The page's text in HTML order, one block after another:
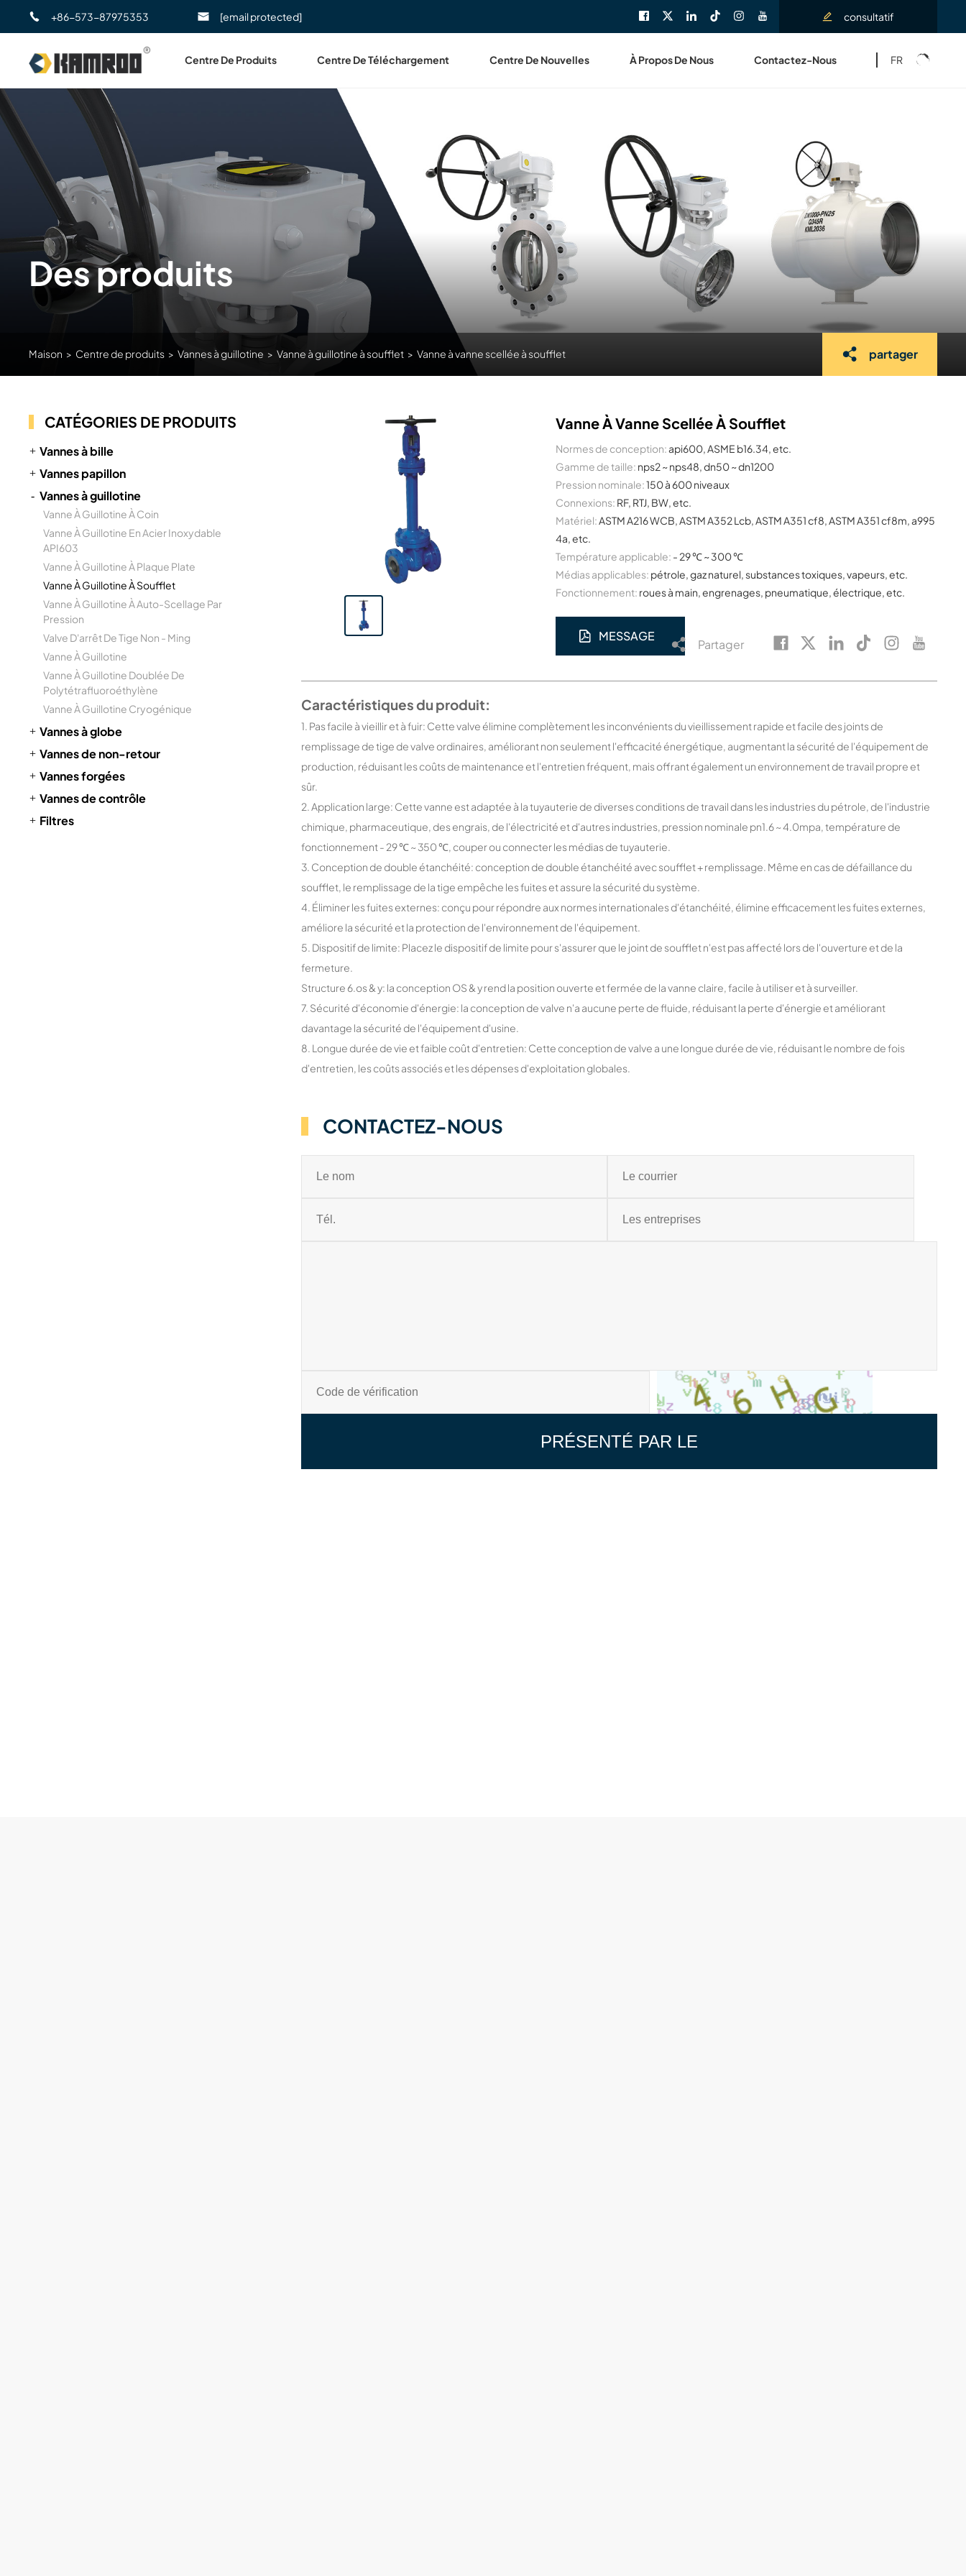
+86-573-87975353 [email protected] consultatif
Centre De Produits Centre De Téléchargement Centre De Nouvelles À Propos De Nous Contactez-Nous FR
Des produits
Maison > Centre de produits > Vannes à guillotine > Vanne à guillotine à soufflet > Vanne à vanne scellée à soufflet partager
CATÉGORIES DE PRODUITS
Vannes à bille
Vannes papillon
Vannes à guillotine
Vanne À Guillotine À Coin
Vanne À Guillotine En Acier Inoxydable
API603
Vanne À Guillotine À Plaque Plate
Vanne À Guillotine À Soufflet
Vanne À Guillotine À Auto-Scellage Par
Pression
Valve D'arrêt De Tige Non - Ming
Vanne À Guillotine
Vanne À Guillotine Doublée De
Polytétrafluoroéthylène
Vanne À Guillotine Cryogénique
Vannes à globe
Vannes de non-retour
Vannes forgées
Vannes de contrôle
Filtres
Vanne À Vanne Scellée À Soufflet
Normes de conception: api600, ASME b16.34, etc.
Gamme de taille: nps2 ~ nps48, dn50 ~ dn1200
Pression nominale:150 à 600 niveaux
Connexions: RF, RTJ, BW, etc.
Matériel: ASTM A216 WCB, ASTM A352 Lcb, ASTM A351 cf8, ASTM A351 cf8m, a995
4a, etc.
Température applicable: - 29 ℃ ~ 300 ℃
Médias applicables: pétrole, gaz naturel, substances toxiques, vapeurs, etc.
Fonctionnement: roues à main, engrenages, pneumatique, électrique, etc.
MESSAGE
Partager
Caractéristiques du produit:
1. Pas facile à vieillir et à fuir: Cette valve élimine complètement les inconvénients du vieillissement rapide et facile des joints de
remplissage de tige de valve ordinaires, améliorant non seulement l'efficacité énergétique, augmentant la sécurité de l'équipement de
production, réduisant les coûts de maintenance et l'entretien fréquent, mais offrant également un environnement de travail propre et
sûr.
2. Application large: Cette vanne est adaptée à la tuyauterie de diverses conditions de travail dans les industries du pétrole, de l'industrie
chimique, pharmaceutique, des engrais, de l'électricité et d'autres industries, pression nominale pn1.6 ~ 4.0mpa, température de
fonctionnement - 29 ℃ ~ 350 ℃, couper ou connecter les médias de tuyauterie.
3. Conception de double étanchéité: conception de double étanchéité avec soufflet + remplissage. Même en cas de défaillance du
soufflet, le remplissage de la tige empêche les fuites et assure la sécurité du système.
4. Éliminer les fuites externes: conçu pour répondre aux normes internationales d'étanchéité, élimine efficacement les fuites externes,
améliore la sécurité et la protection de l'environnement de l'équipement.
5. Dispositif de limite: Placez le dispositif de limite pour s'assurer que le joint de soufflet n'est pas affecté lors de l'ouverture et de la
fermeture.
Structure 6.os & y: la conception OS & y rend la position ouverte et fermée de la vanne claire, facile à utiliser et à surveiller.
7. Sécurité d'économie d'énergie: la conception de valve n'a aucune perte de fluide, réduisant la perte d'énergie et améliorant
davantage la sécurité de l'équipement d'usine.
8. Longue durée de vie et faible coût d'entretien: Cette conception de valve a une longue durée de vie, réduisant le nombre de fois
d'entretien, les coûts associés et les dépenses d'exploitation globales.
CONTACTEZ-NOUS
PRÉSENTÉ PAR LE